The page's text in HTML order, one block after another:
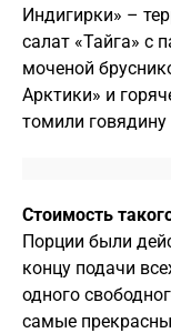
Индигирки» –
салат «Тайга» с
моченой
Арктики» и
томили говядину
Стоимость
Порции были
концу подачи
одного
самые